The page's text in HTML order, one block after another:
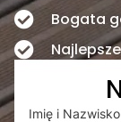
Bogata
Imię i Nazwisko